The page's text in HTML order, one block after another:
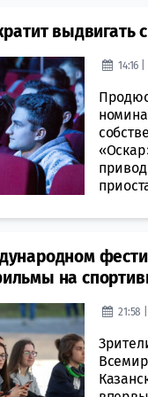
14:16
на
21:58